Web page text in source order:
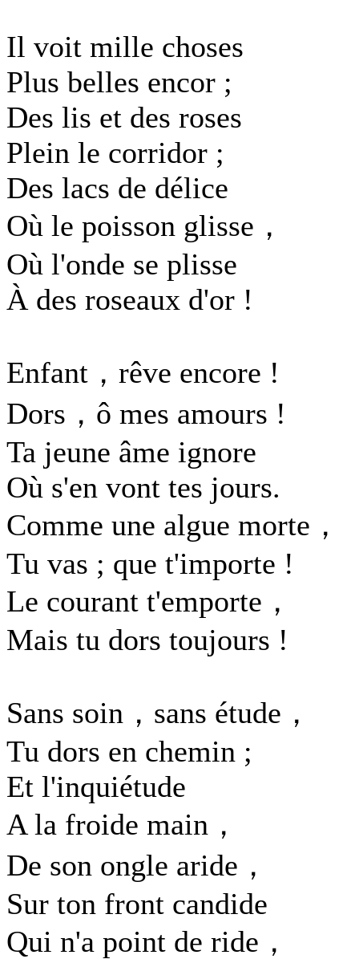
Il voit mille choses
Plus belles encor ;
Des lis et des roses
Plein le corridor ;
Des lacs de délice
Où le poisson glisse，
Où l'onde se plisse
À des roseaux d'or !
Enfant，rêve encore !
Dors，ô mes amours !
Ta jeune âme ignore
Où s'en vont tes jours.
Comme une algue morte，
Tu vas ; que t'importe !
Le courant t'emporte，
Mais tu dors toujours !
Sans soin，sans étude，
Tu dors en chemin ;
Et l'inquiétude
A la froide main，
De son ongle aride，
Sur ton front candide
Qui n'a point de ride，